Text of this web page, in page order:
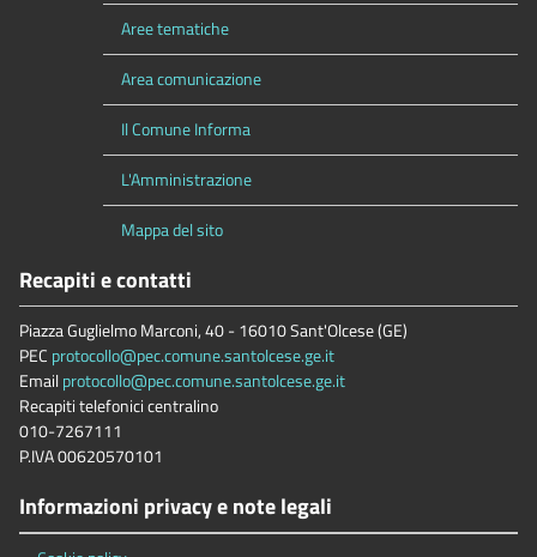
Aree tematiche
Area comunicazione
Il Comune Informa
L'Amministrazione
Mappa del sito
Recapiti e contatti
Piazza Guglielmo Marconi, 40 - 16010 Sant'Olcese (GE)
PEC protocollo@pec.comune.santolcese.ge.it
Emailprotocollo@pec.comune.santolcese.ge.it
Recapiti telefonici centralino
010-7267111
P.IVA 00620570101
Informazioni privacy e note legali